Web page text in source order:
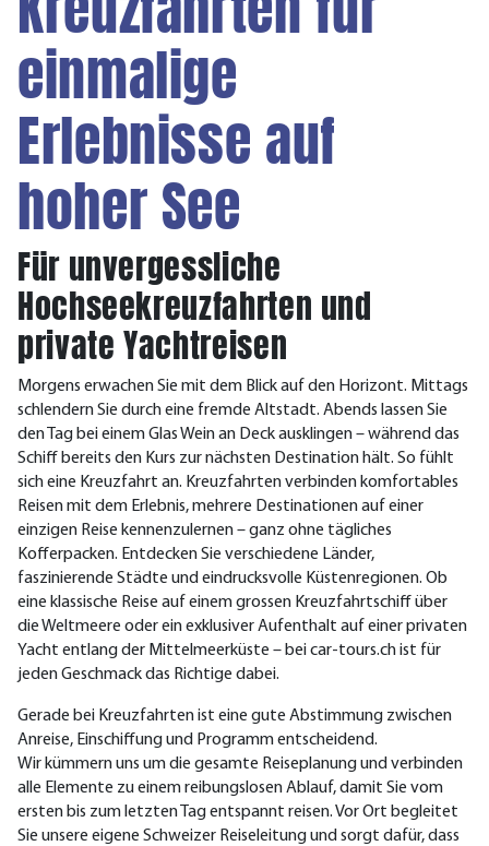
einmalige
Erlebnisse auf
hoher See
Für unvergessliche
Hochseekreuzfahrten und
private Yachtreisen
Morgens erwachen Sie mit dem Blick auf den Horizont. Mittags
schlendern Sie durch eine fremde Altstadt. Abends lassen Sie
den Tag bei einem Glas Wein an Deck ausklingen – während das
Schiff bereits den Kurs zur nächsten Destination hält. So fühlt
sich eine Kreuzfahrt an. Kreuzfahrten verbinden komfortables
Reisen mit dem Erlebnis, mehrere Destinationen auf einer
einzigen Reise kennenzulernen – ganz ohne tägliches
Kofferpacken. Entdecken Sie verschiedene Länder,
faszinierende Städte und eindrucksvolle Küstenregionen. Ob
eine klassische Reise auf einem grossen Kreuzfahrtschiff über
die Weltmeere oder ein exklusiver Aufenthalt auf einer privaten
Yacht entlang der Mittelmeerküste – bei car-tours.ch ist für
jeden Geschmack das Richtige dabei.
Gerade bei Kreuzfahrten ist eine gute Abstimmung zwischen
Anreise, Einschiffung und Programm entscheidend.
Wir kümmern uns um die gesamte Reiseplanung und verbinden
alle Elemente zu einem reibungslosen Ablauf, damit Sie vom
ersten bis zum letzten Tag entspannt reisen. Vor Ort begleitet
Sie unsere eigene Schweizer Reiseleitung und sorgt dafür, dass